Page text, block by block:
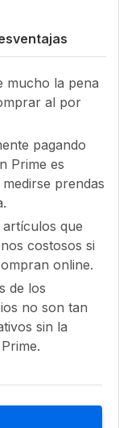
mucho la pena
al por
pagando
Prime es
prendas
artículos que
costosos si
online.
de los
no son tan
sin la